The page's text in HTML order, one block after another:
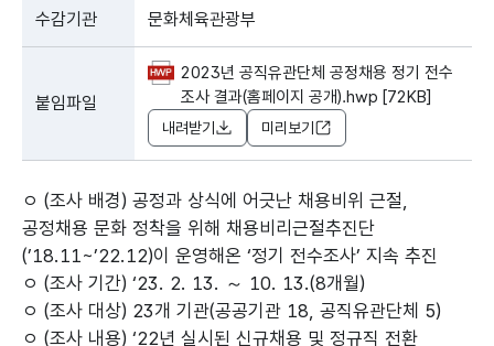
수감기관 문화체육관광부
붙임파일
2023년 공직유관단체 공정채용 정기 전수
조사 결과(홈페이지 공개).hwp [72KB]
내려받기 미리보기
ㅇ (조사 배경) 공정과 상식에 어긋난 채용비위 근절,
공정채용 문화 정착을 위해 채용비리근절추진단
(’18.11~’22.12)이 운영해온 ‘정기 전수조사’ 지속 추진
ㅇ (조사 기간) ‘23. 2. 13. ～ 10. 13.(8개월)
ㅇ (조사 대상) 23개 기관(공공기관 18, 공직유관단체 5)
ㅇ (조사 내용) ‘22년 실시된 신규채용 및 정규직 전환